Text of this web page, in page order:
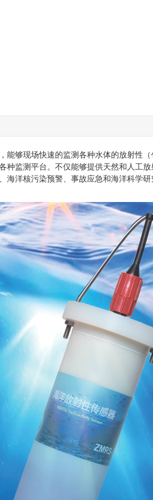
能够现场快速的监测各种水体的放射性
种监测平台。不仅能够提供天然和人工
洋核污染预警、事故应急和海洋科学研